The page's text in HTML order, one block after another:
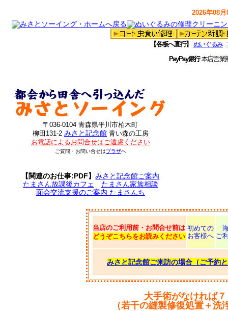
2026年08
【各板へ直行】 ぬいぐるみ
PayPay銀行本店営
〒036-0104 青森県平川市柏木町
柳田131-2 みさと記念館 青い森の工房
お電話によるお問合せはご遠慮ください
ご質問・お問い合せはプラザへ
【関連のお仕事:PDF】みさと記念館ご案内
たまさん放課後カフェ
たまさん家族相談
面会交流支援のご案内 たまさんち
当店のご利用前・お問合せ前は
どうぞこちらをお読みください
初めての
お客様へ ご
みさと記念館ご来訪の場合（ご予約
大手術がなければ
（若干の縫製修復処置＋